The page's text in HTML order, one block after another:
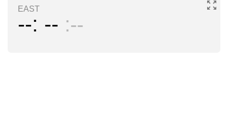
EAST
-- -- --